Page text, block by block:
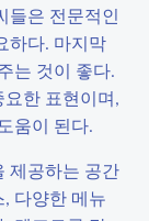
들은 전문적인
하다. 마지막
는 것이 좋다.
한 표현이며,
움이 된다.
제공하는 공간
다양한 메뉴